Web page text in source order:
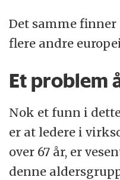
Det samme
flere andre
Et problem
Nok et funn i
er at ledere i
over 67 år, er
denne